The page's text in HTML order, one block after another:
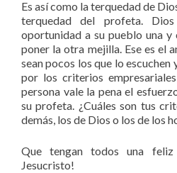
Es así como la terquedad de
terquedad del profeta.
oportunidad a su pueblo una
poner la otra mejilla. Ese es el
sean pocos los que lo escuchen
por los criterios
persona vale la pena el
su profeta. ¿Cuáles son tus
demás, los de Dios o los de los
Que tengan todos una feliz
Jesucristo!